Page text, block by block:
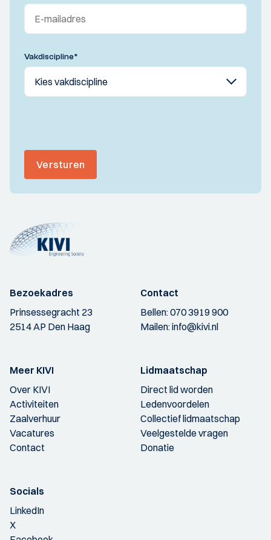
Vakdiscipline*
Versturen
Bezoekadres
Prinsessegracht 23
2514 AP Den Haag
Contact
Bellen:070 3919 900
Mailen:info@kivi.nl
Meer KIVI
Over KIVI
Activiteiten
Zaalverhuur
Vacatures
Contact
Lidmaatschap
Direct lid worden
Ledenvoordelen
Collectief lidmaatschap
Veelgestelde vragen
Donatie
Socials
LinkedIn
X